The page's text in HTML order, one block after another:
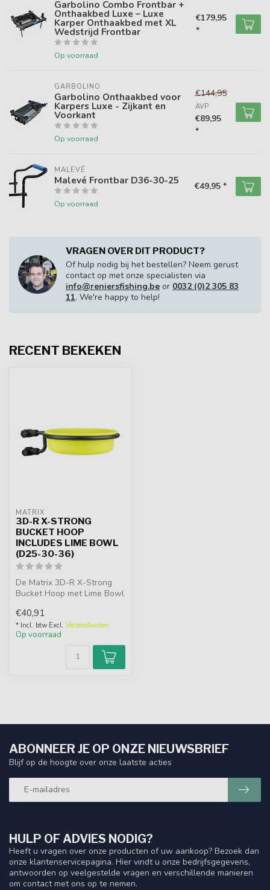
Garbolino Combo Frontbar +
Onthaakbed Luxe – Luxe
Karper Onthaakbed met XL
Wedstrijd Frontbar
Op voorraad
€179,95
*
GARBOLINO
Garbolino Onthaakbed voor
Karpers Luxe - Zijkant en
Voorkant
Op voorraad
€144,95
AVP
€89,95
*
MALEVÉ
Malevé Frontbar D36-30-25
Op voorraad
€49,95 *
VRAGEN OVER DIT PRODUCT?
Of hulp nodig bij het bestellen? Neem gerust
contact op met onze specialisten via
info@reniersfishing.be or 0032 (0)2 305 83
11. We're happy to help!
RECENT BEKEKEN
MATRIX
3D-R X-STRONG
BUCKET HOOP
INCLUDES LIME BOWL
(D25-30-36)
De Matrix 3D-R X-Strong
Bucket Hoop met Lime Bowl
(25mm, 3...
€40,91
* Incl. btw Excl. Verzendkosten
Op voorraad
HULP OF ADVIES NODIG?
Heeft u vragen over onze producten of uw aankoop? Bezoek dan
onze klantenservicepagina. Hier vindt u onze bedrijfsgegevens,
antwoorden op veelgestelde vragen en verschillende manieren
om contact met ons op te nemen.
ABONNEER JE OP ONZE NIEUWSBRIEF
Blijf op de hoogte over onze laatste acties